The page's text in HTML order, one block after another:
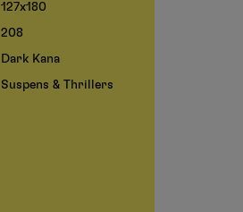
127x180
208
Dark Kana
Suspens & Thrillers